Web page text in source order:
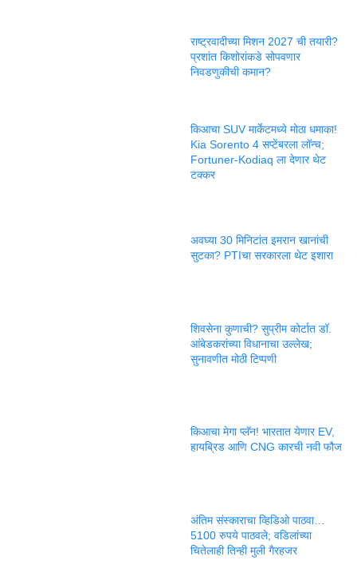
राष्ट्रवादीच्या मिशन 2027 ची तयारी?
प्रशांत किशोरांकडे सोपवणार
निवडणुकीची कमान?
किआचा SUV मार्केटमध्ये मोठा धमाका!
Kia Sorento 4 सप्टेंबरला लॉन्च;
Fortuner-Kodiaq ला देणार थेट
टक्कर
अवघ्या 30 मिनिटांत इमरान खानांची
सुटका? PTIचा सरकारला थेट इशारा
शिवसेना कुणाची? सुप्रीम कोर्टात डॉ.
आंबेडकरांच्या विधानाचा उल्लेख;
सुनावणीत मोठी टिप्पणी
किआचा मेगा प्लॅन! भारतात येणार EV,
हायब्रिड आणि CNG कारची नवी फौज
अंतिम संस्काराचा व्हिडिओ पाठवा…
5100 रुपये पाठवले; वडिलांच्या
चितेलाही तिन्ही मुली गैरहजर